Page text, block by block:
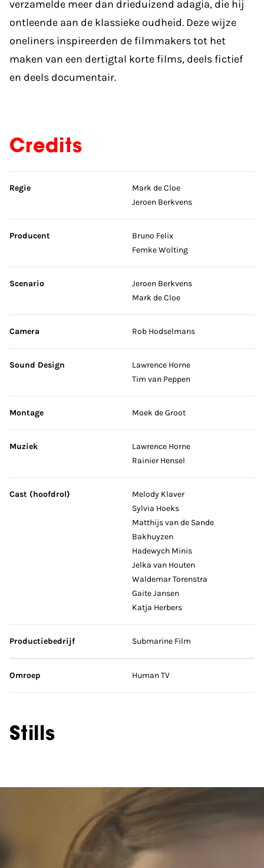
verzamelde meer dan drieduizend adagia, die hij
ontleende aan de klassieke oudheid. Deze wijze
oneliners inspireerden de filmmakers tot het
maken van een dertigtal korte films, deels fictief
en deels documentair.
Credits
Sla credits over
Regie
Mark de Cloe
Jeroen Berkvens
Producent
Bruno Felix
Femke Wolting
Scenario
Jeroen Berkvens
Mark de Cloe
Camera Rob Hodselmans
Sound Design
Lawrence Horne
Tim van Peppen
Montage Moek de Groot
Muziek
Lawrence Horne
Rainier Hensel
Cast (hoofdrol)
Melody Klaver
Sylvia Hoeks
Matthijs van de Sande
Bakhuyzen
Hadewych Minis
Jelka van Houten
Waldemar Torenstra
Gaite Jansen
Katja Herbers
Productiebedrijf Submarine Film
Omroep Human TV
Stills